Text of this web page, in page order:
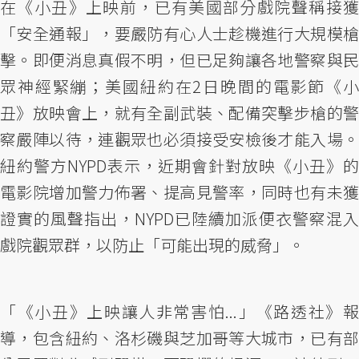
在《小丑》上映前，已有美國部分戲院聲稱接獲
「安全通報」，要嚴防有心人士趁機進行大規模槍
擊。即便消息真假不明，但已足夠讓各地警察與民
眾神經緊繃；美國紐約在2日晚間的電影節《小
丑》放映會上，就有全副武裝、配備突擊步槍的警
察嚴陣以待，連觀眾也必須接受安檢後才能入場。
紐約警方NYPD表示，近期會針對放映《小丑》的
電影院增加警力佈署、提高見警率，同時也有未獲
證實的風聲指出，NYPD已陸續加派便衣警察混入
戲院觀眾群，以防止「可能出現的威脅」。
「《小丑》上映讓人非常害怕...」《路透社》報
導，包含紐約、洛杉磯與芝加哥等大城市，已有部